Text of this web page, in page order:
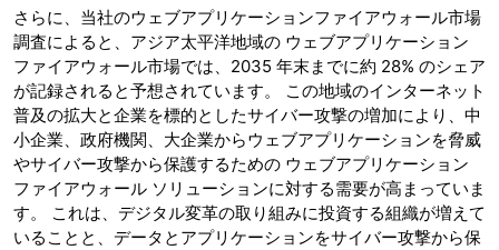
さらに、当社のウェブアプリケーションファイアウォール市場
調査によると、アジア太平洋地域の ウェブアプリケーション
ファイアウォール市場では、2035 年末までに約 28% のシェア
が記録されると予想されています。 この地域のインターネット
普及の拡大と企業を標的としたサイバー攻撃の増加により、中
小企業、政府機関、大企業からウェブアプリケーションを脅威
やサイバー攻撃から保護するための ウェブアプリケーション
ファイアウォール ソリューションに対する需要が高まっていま
す。 これは、デジタル変革の取り組みに投資する組織が増えて
いることと、データとアプリケーションをサイバー攻撃から保